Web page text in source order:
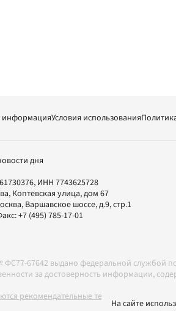
информацияУсловия использования
дня
ИНН 7743625728
Коптевская улица, дом 67
, Варшавское шоссе, д.9, стр.1
+7 (495) 785-17-01
ФС77-67642 выдано федеральной службой
за достоверность информации,
рекомендательные технологии в
На сайте